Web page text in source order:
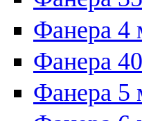
Фанера 4
Фанера
Фанера 5